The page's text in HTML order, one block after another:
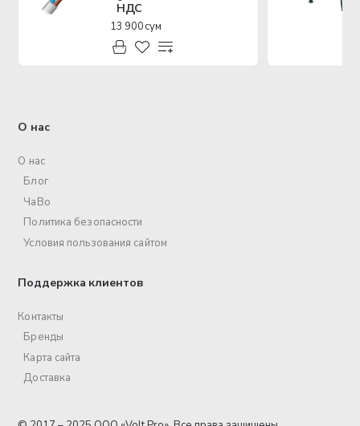
НДС
13 900 сум
О нас
О нас
Блог
ЧаВо
Политика безопасности
Условия пользования сайтом
Поддержка клиентов
Контакты
Бренды
Карта сайта
Доставка